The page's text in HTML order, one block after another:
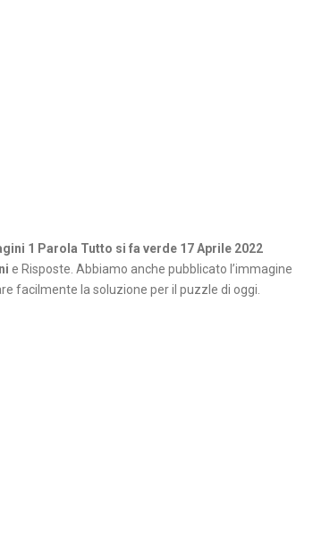
1 Parola Tutto si fa verde 17 Aprile 2022
e Risposte. Abbiamo anche pubblicato l’immagine
facilmente la soluzione per il puzzle di oggi.